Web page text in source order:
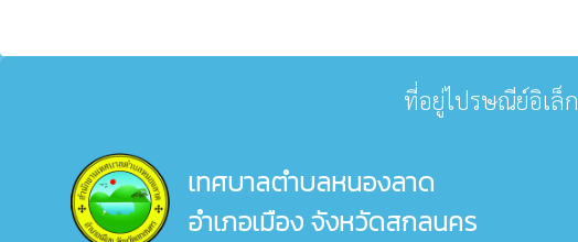
ที่อยู่ไปรษณีย์อิเล็
เทศบาลตำบลหนองลาด
อำเภอเมือง จังหวัดสกลนคร